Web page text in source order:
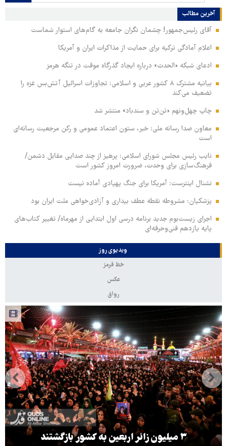
آخرین مطالب
آقای رئیس‌جمهور! چشمان نگران جامعه به گام‌های استوار شماست
اعلام آمادگی ترکیه برای حمایت از مذاکرات ایران و آمریکا
ادعای شبکه «الحدث» درباره ایجاد گذرگاه موقت در تنگه هرمز
بیانیه مشترک ۸ کشور عربی و اسلامی: تجاوزات اسرائیل آتش‌بس غزه را
تضعیف می‌کند
چاپ چهل‌ونهم «تن‌تن و سندباد» منتشر شد
معاون صدا رسانه ملی: خبر، ستون اعتماد عمومی و رکن مرجعیت رسانه‌ای
است
نایب رئیس مجلس شورای اسلامی: پرهیز از چند صدایی مقابل دشمن/
فرهنگ‌سازی برای وحدت، ضرورت امروز کشور است
نشنال اینترست: آمریکا برای جنگ پهپادی آماده نیست
پزشکیان: مشروطه نقطه عطف بیداری و آزادی‌خواهی ملت ایران بود
اجرای زیست‌بوم جدید برنامه درسی اول ابتدایی از مهرماه/ تغییر کتاب‌های
پایه یازدهم فنی‌وحرفه‌ای
ویدیوی روز
خط قرمز
عکس
رواق
۳ میلیون زائر اربعین به کشور بازگشتند